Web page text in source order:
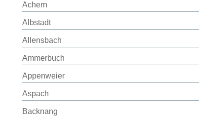
Achern
Albstadt
Allensbach
Ammerbuch
Appenweier
Aspach
Backnang